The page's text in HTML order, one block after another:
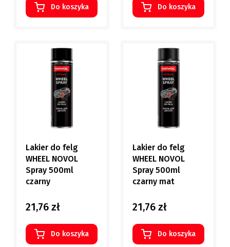
Do koszyka Do koszyka
Lakier do felg
WHEEL NOVOL
Spray 500ml
czarny
Cena
21,76 zł
Do koszyka
Lakier do felg
WHEEL NOVOL
Spray 500ml
czarny mat
Cena
21,76 zł
Do koszyka